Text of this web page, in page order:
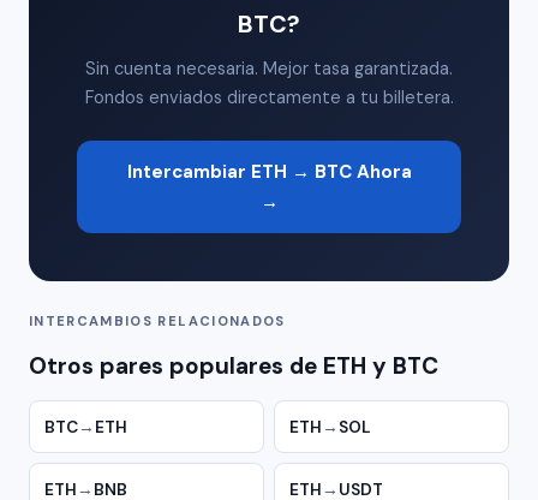
BTC?
Sin cuenta necesaria. Mejor tasa garantizada.
Fondos enviados directamente a tu billetera.
Intercambiar ETH → BTC Ahora
→
INTERCAMBIOS RELACIONADOS
Otros pares populares de ETH y BTC
BTC→ ETH ETH → SOL
ETH → BNB ETH → USDT